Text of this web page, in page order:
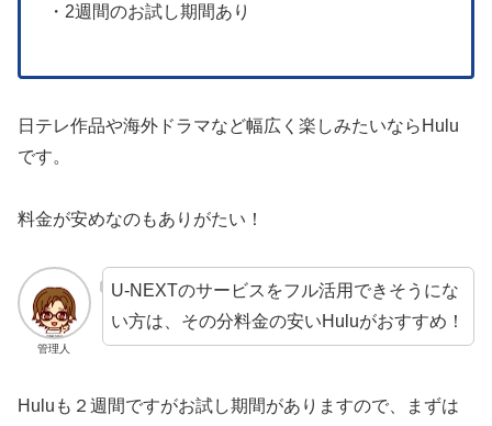
・2週間のお試し期間あり
日テレ作品や海外ドラマなど幅広く楽しみたいならHulu
です。
料金が安めなのもありがたい！
管理人
U-NEXTのサービスをフル活用できそうにな
い方は、その分料金の安いHuluがおすすめ！
Huluも２週間ですがお試し期間がありますので、まずは